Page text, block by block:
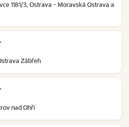
1181/3, Ostrava - Moravská Ostrava a
Zábřeh
nad Ohří